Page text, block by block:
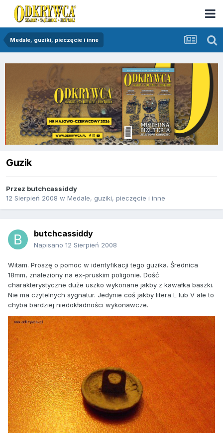
Medale, guziki, pieczęcie i inne
Guzik
Przez butchcassiddy
12 Sierpień 2008 w Medale, guziki, pieczęcie i inne
butchcassiddy
Napisano 12 Sierpień 2008
Witam. Proszę o pomoc w identyfikacji tego guzika. Średnica
18mm, znaleziony na ex-pruskim poligonie. Dość
charakterystyczne duże uszko wykonane jakby z kawałka baszki.
Nie ma czytelnych sygnatur. Jedynie coś jakby litera L lub V ale to
chyba bardziej niedokładności wykonawcze.